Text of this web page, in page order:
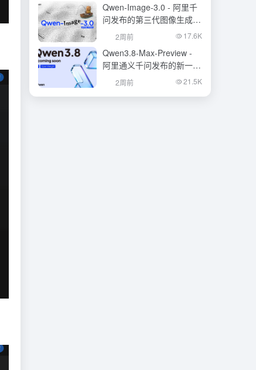
Qwen-Image-3.0 - 阿里千
问发布的第三代图像生成基
础模型
2周前 17.6K
Qwen3.8-Max-Preview -
阿里通义千问发布的新一代
旗舰大模型
2周前 21.5K